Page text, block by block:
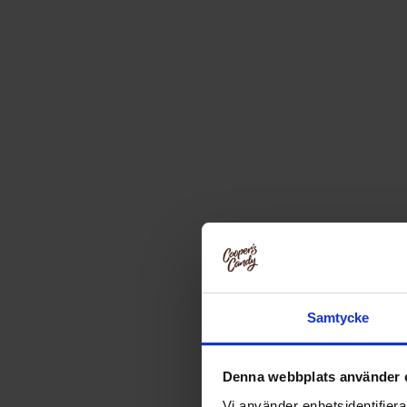
Samtycke
Denna webbplats använder